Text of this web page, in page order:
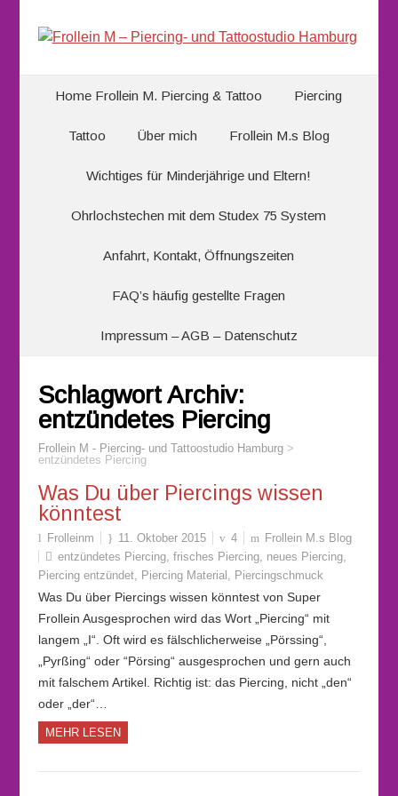
Home Frollein M. Piercing & Tattoo Piercing
Tattoo Über mich Frollein M.s Blog
Wichtiges für Minderjährige und Eltern!
Ohrlochstechen mit dem Studex 75 System
Anfahrt, Kontakt, Öffnungszeiten
FAQ’s häufig gestellte Fragen
Impressum – AGB – Datenschutz
Schlagwort Archiv:
entzündetes Piercing
Frollein M - Piercing- und Tattoostudio Hamburg>
entzündetes Piercing
Was Du über Piercings wissen
könntest
Frolleinm 11. Oktober 2015 4
Frollein M.s Blog
entzündetes Piercing, frisches Piercing, neues Piercing,
Piercing entzündet, Piercing Material , Piercingschmuck
Was Du über Piercings wissen könntest von Super
Frollein Ausgesprochen wird das Wort „Piercing“ mit
langem „I“. Oft wird es fälschlicherweise „Pörssing“,
„Pyrßing“ oder “Pörsing“ ausgesprochen und gern auch
mit falschem Artikel. Richtig ist: das Piercing, nicht „den“
oder „der“…
MEHR LESEN